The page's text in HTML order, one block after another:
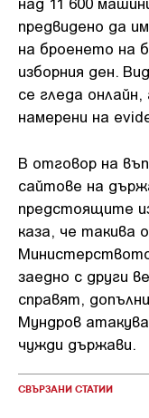
предвидено да
на броенето на
изборния ден.
се гледа
намерени на
В отговор на
сайтове на
предстоящите
каза, че такива
заедно с други
справят,
Мундров
чужди държави.
СВЪРЗАНИ СТАТИИ